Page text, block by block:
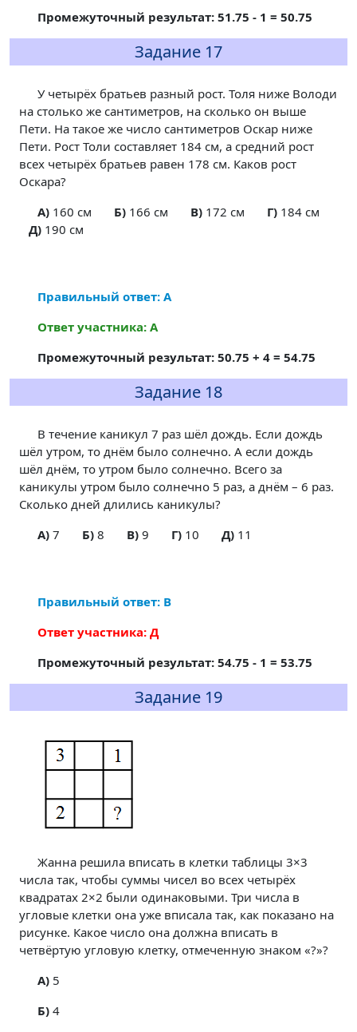
Промежуточный результат: 51.75 - 1 = 50.75
Задание 17
У четырёх братьев разный рост. Толя ниже Володи
на столько же сантиметров, на сколько он выше
Пети. На такое же число сантиметров Оскар ниже
Пети. Рост Толи составляет 184 см, а средний рост
всех четырёх братьев равен 178 см. Каков рост
Оскара?
A)160 см Б)166 см В)172 см Г)184 см
Д) 190 см
Правильный ответ: А
Ответ участника: А
Промежуточный результат: 50.75 + 4 = 54.75
Задание 18
В течение каникул 7 раз шёл дождь. Если дождь
шёл утром, то днём было солнечно. А если дождь
шёл днём, то утром было солнечно. Всего за
каникулы утром было солнечно 5 раз, а днём – 6 раз.
Сколько дней длились каникулы?
A)7 Б)8 В)9 Г)10 Д)11
Правильный ответ: В
Ответ участника: Д
Промежуточный результат: 54.75 - 1 = 53.75
Задание 19
Жанна решила вписать в клетки таблицы 3×3
числа так, чтобы суммы чисел во всех четырёх
квадратах 2×2 были одинаковыми. Три числа в
угловые клетки она уже вписала так, как показано на
рисунке. Какое число она должна вписать в
четвёртую угловую клетку, отмеченную знаком «?»?
A)5
Б)4